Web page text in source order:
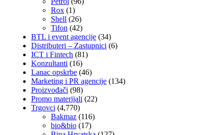
Rox (1)
Shell (26)
Tifon (42)
BTL i event agencije (34)
Distributeri – Zastupnici (6)
ICT i Fintech (81)
Konzultanti (16)
Lanac opskrbe (46)
Marketing i PR agencije (134)
Proizvođači (98)
Promo materijali (22)
Trgovci (4,770)
Bakmaz (116)
bio&bio (17)